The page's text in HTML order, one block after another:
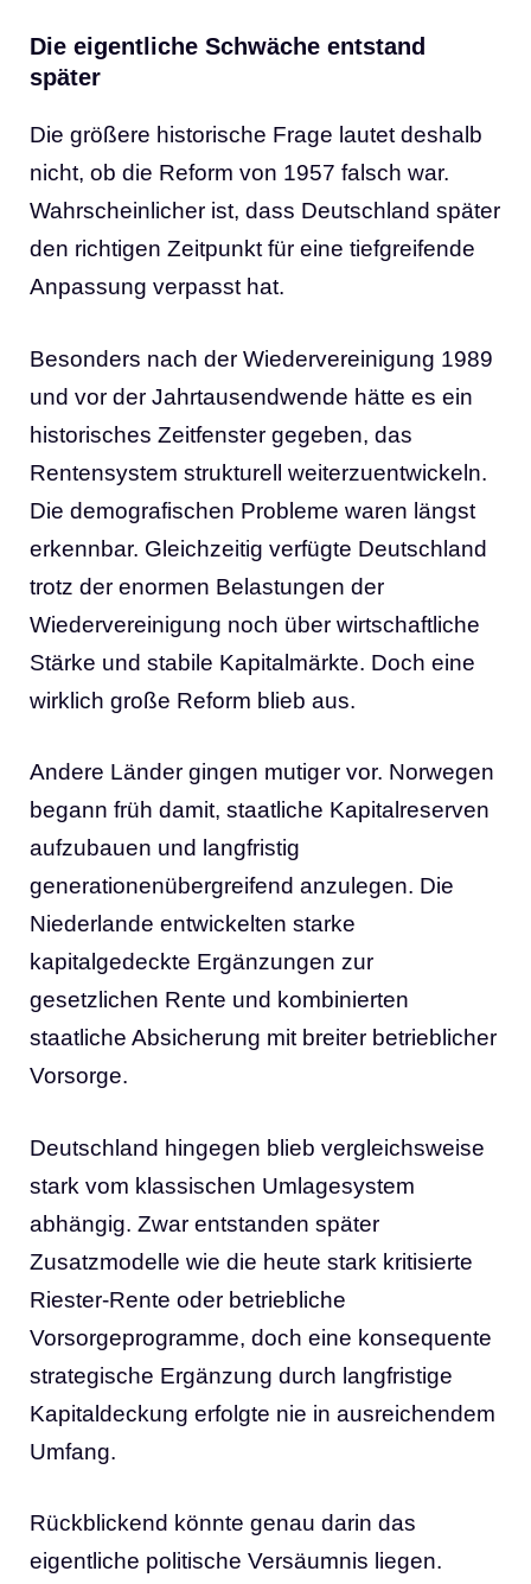
Die eigentliche Schwäche entstand
später
Die größere historische Frage lautet deshalb
nicht, ob die Reform von 1957 falsch war.
Wahrscheinlicher ist, dass Deutschland später
den richtigen Zeitpunkt für eine tiefgreifende
Anpassung verpasst hat.
Besonders nach der Wiedervereinigung 1989
und vor der Jahrtausendwende hätte es ein
historisches Zeitfenster gegeben, das
Rentensystem strukturell weiterzuentwickeln.
Die demografischen Probleme waren längst
erkennbar. Gleichzeitig verfügte Deutschland
trotz der enormen Belastungen der
Wiedervereinigung noch über wirtschaftliche
Stärke und stabile Kapitalmärkte. Doch eine
wirklich große Reform blieb aus.
Andere Länder gingen mutiger vor. Norwegen
begann früh damit, staatliche Kapitalreserven
aufzubauen und langfristig
generationenübergreifend anzulegen. Die
Niederlande entwickelten starke
kapitalgedeckte Ergänzungen zur
gesetzlichen Rente und kombinierten
staatliche Absicherung mit breiter betrieblicher
Vorsorge.
Deutschland hingegen blieb vergleichsweise
stark vom klassischen Umlagesystem
abhängig. Zwar entstanden später
Zusatzmodelle wie die heute stark kritisierte
Riester-Rente oder betriebliche
Vorsorgeprogramme, doch eine konsequente
strategische Ergänzung durch langfristige
Kapitaldeckung erfolgte nie in ausreichendem
Umfang.
Rückblickend könnte genau darin das
eigentliche politische Versäumnis liegen.